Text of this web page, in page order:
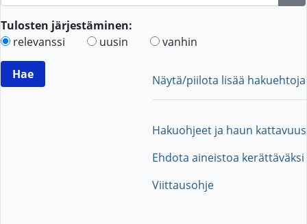
Tulosten järjestäminen:
relevanssi
uusin vanhin
Näytä/piilota lisää hakuehtoja
Hakuohjeet ja haun kattavuus
Ehdota aineistoa kerättäväksi
Viittausohje